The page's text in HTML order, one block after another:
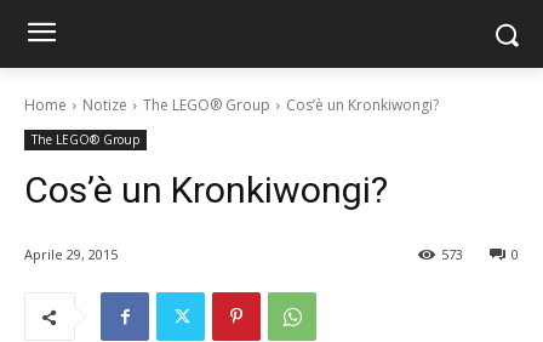
Home Notize The LEGO® Group Cos’è un Kronkiwongi?
The LEGO® Group
Cos’è un Kronkiwongi?
Aprile 29, 2015 0
573